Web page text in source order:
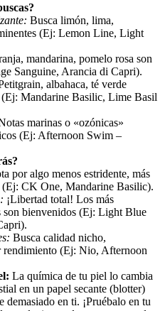
Busca limón, lima,
(Ej: Lemon Line, Light
mandarina, pomelo rosa son
Sanguine, Arancia di Capri).
albahaca, té verde
Mandarine Basilic, Lime Basil
marinas o «ozónicas»
(Ej: Afternoon Swim –
por algo menos estridente, más
CK One, Mandarine Basilic).
¡Libertad total! Los más
son bienvenidos (Ej: Light Blue
Busca calidad nicho,
rendimiento (Ej: Nio, Afternoon
La química de tu piel lo cambia
en un papel secante (blotter)
demasiado en ti. ¡Pruébalo en tu